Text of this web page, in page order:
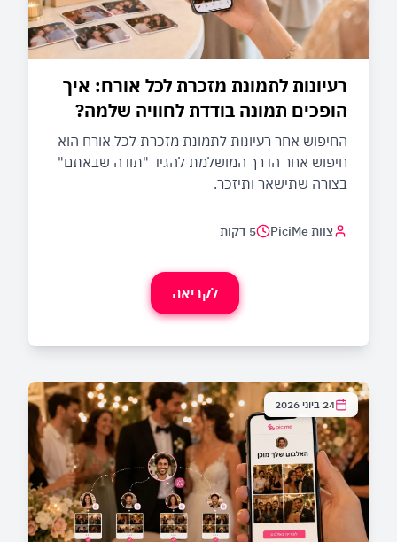
רעיונות לתמונת מזכרת לכל אורח: איך
הופכים תמונה בודדת לחוויה שלמה?
החיפוש אחר רעיונות לתמונת מזכרת לכל אורח הוא
חיפוש אחר הדרך המושלמת להגיד "תודה שבאתם"
בצורה שתישאר ותיזכר.
צוות PiciMe 5 דקות
לקריאה
24 ביוני 2026